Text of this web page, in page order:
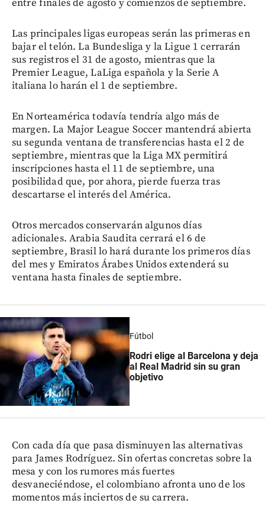
entre finales de agosto y comienzos de septiembre.
Las principales ligas europeas serán las primeras en
bajar el telón. La Bundesliga y la Ligue 1 cerrarán
sus registros el 31 de agosto, mientras que la
Premier League, LaLiga española y la Serie A
italiana lo harán el 1 de septiembre.
En Norteamérica todavía tendría algo más de
margen. La Major League Soccer mantendrá abierta
su segunda ventana de transferencias hasta el 2 de
septiembre, mientras que la Liga MX permitirá
inscripciones hasta el 11 de septiembre, una
posibilidad que, por ahora, pierde fuerza tras
descartarse el interés del América.
Otros mercados conservarán algunos días
adicionales. Arabia Saudita cerrará el 6 de
septiembre, Brasil lo hará durante los primeros días
del mes y Emiratos Árabes Unidos extenderá su
ventana hasta finales de septiembre.
Fútbol
Rodri elige al Barcelona y deja
al Real Madrid sin su gran
objetivo
Con cada día que pasa disminuyen las alternativas
para James Rodríguez. Sin ofertas concretas sobre la
mesa y con los rumores más fuertes
desvaneciéndose, el colombiano afronta uno de los
momentos más inciertos de su carrera.